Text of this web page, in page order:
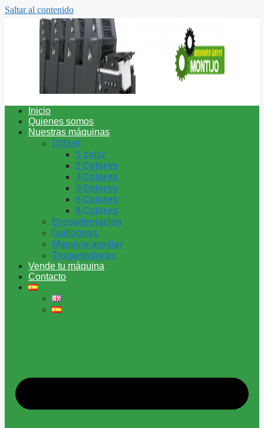
Saltar al contenido
Inicio
Quienes somos
Nuestras máquinas
Offset
1 color
2 Colores
4 Colores
5 Colores
6 Colores
8 Colores
Encuadernación
Guillotinas
Maquina auxiliar
Troqueladoras
Vende tu máquina
Contacto